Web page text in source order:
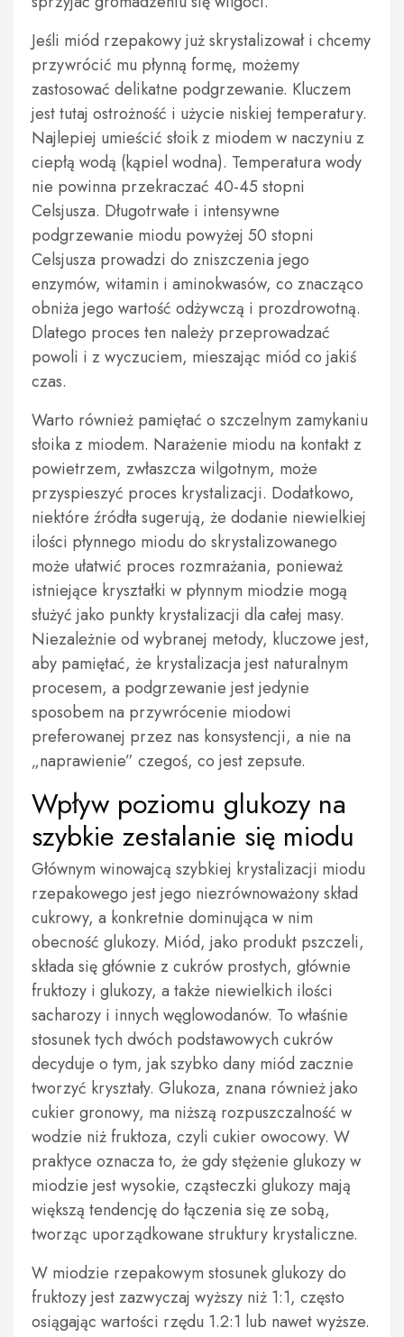
Jeśli miód rzepakowy już skrystalizował i chcemy
przywrócić mu płynną formę, możemy
zastosować delikatne podgrzewanie. Kluczem
jest tutaj ostrożność i użycie niskiej temperatury.
Najlepiej umieścić słoik z miodem w naczyniu z
ciepłą wodą (kąpiel wodna). Temperatura wody
nie powinna przekraczać 40-45 stopni
Celsjusza. Długotrwałe i intensywne
podgrzewanie miodu powyżej 50 stopni
Celsjusza prowadzi do zniszczenia jego
enzymów, witamin i aminokwasów, co znacząco
obniża jego wartość odżywczą i prozdrowotną.
Dlatego proces ten należy przeprowadzać
powoli i z wyczuciem, mieszając miód co jakiś
czas.
Warto również pamiętać o szczelnym zamykaniu
słoika z miodem. Narażenie miodu na kontakt z
powietrzem, zwłaszcza wilgotnym, może
przyspieszyć proces krystalizacji. Dodatkowo,
niektóre źródła sugerują, że dodanie niewielkiej
ilości płynnego miodu do skrystalizowanego
może ułatwić proces rozmrażania, ponieważ
istniejące kryształki w płynnym miodzie mogą
służyć jako punkty krystalizacji dla całej masy.
Niezależnie od wybranej metody, kluczowe jest,
aby pamiętać, że krystalizacja jest naturalnym
procesem, a podgrzewanie jest jedynie
sposobem na przywrócenie miodowi
preferowanej przez nas konsystencji, a nie na
„naprawienie” czegoś, co jest zepsute.
Wpływ poziomu glukozy na
szybkie zestalanie się miodu
Głównym winowajcą szybkiej krystalizacji miodu
rzepakowego jest jego niezrównoważony skład
cukrowy, a konkretnie dominująca w nim
obecność glukozy. Miód, jako produkt pszczeli,
składa się głównie z cukrów prostych, głównie
fruktozy i glukozy, a także niewielkich ilości
sacharozy i innych węglowodanów. To właśnie
stosunek tych dwóch podstawowych cukrów
decyduje o tym, jak szybko dany miód zacznie
tworzyć kryształy. Glukoza, znana również jako
cukier gronowy, ma niższą rozpuszczalność w
wodzie niż fruktoza, czyli cukier owocowy. W
praktyce oznacza to, że gdy stężenie glukozy w
miodzie jest wysokie, cząsteczki glukozy mają
większą tendencję do łączenia się ze sobą,
tworząc uporządkowane struktury krystaliczne.
W miodzie rzepakowym stosunek glukozy do
fruktozy jest zazwyczaj wyższy niż 1:1, często
osiągając wartości rzędu 1.2:1 lub nawet wyższe.